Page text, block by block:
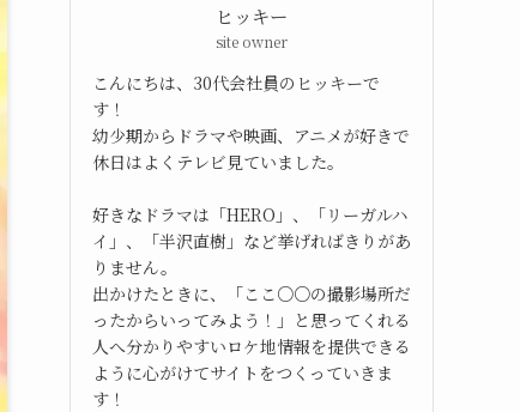
ヒッキー
site owner
こんにちは、30代会社員のヒッキーで
す！
幼少期からドラマや映画、アニメが好きで
休日はよくテレビ見ていました。
好きなドラマは「HERO」、「リーガルハ
イ」、「半沢直樹」など挙げればきりがあ
りません。
出かけたときに、「ここ○○の撮影場所だ
ったからいってみよう！」と思ってくれる
人へ分かりやすいロケ地情報を提供できる
ように心がけてサイトをつくっていきま
す！